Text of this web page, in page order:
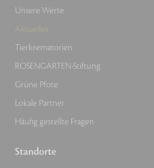
Unsere Werte
Aktuelles
Tierkrematorien
ROSENGARTEN-Stiftung
Grüne Pfote
Lokale Partner
Häufig gestellte Fragen
Standorte